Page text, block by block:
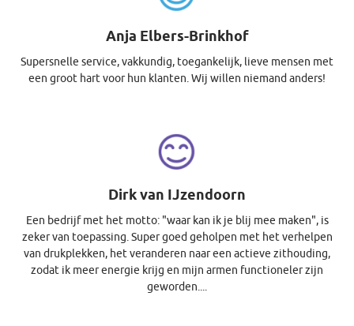
Anja Elbers-Brinkhof
Supersnelle service, vakkundig, toegankelijk, lieve mensen met
een groot hart voor hun klanten. Wij willen niemand anders!
Dirk van IJzendoorn
Een bedrijf met het motto: "waar kan ik je blij mee maken", is
zeker van toepassing. Super goed geholpen met het verhelpen
van drukplekken, het veranderen naar een actieve zithouding,
zodat ik meer energie krijg en mijn armen functioneler zijn
geworden....